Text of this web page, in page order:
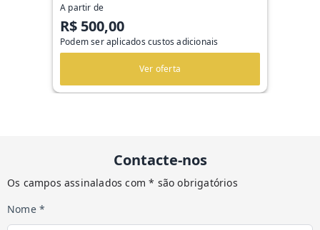
A partir de
R$ 500,00
Podem ser aplicados custos adicionais
Ver oferta
Contacte-nos
Os campos assinalados com * são obrigatórios
Nome *